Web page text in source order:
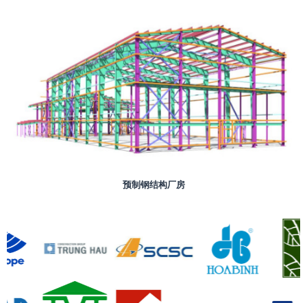
预制钢结构厂房